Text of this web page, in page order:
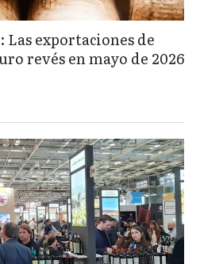
exportaciones de
revés en mayo de 2026